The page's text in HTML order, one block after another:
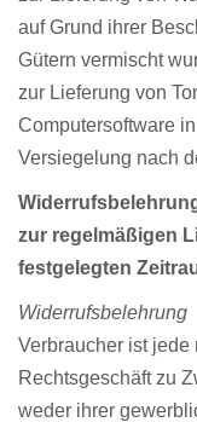
auf Grund ihrer
Gütern vermischt
zur Lieferung von
Computersoftware
Versiegelung nach
zur regelmäßigen
festgelegten
Widerrufsbelehrung
Verbraucher ist
Rechtsgeschäft zu
weder ihrer